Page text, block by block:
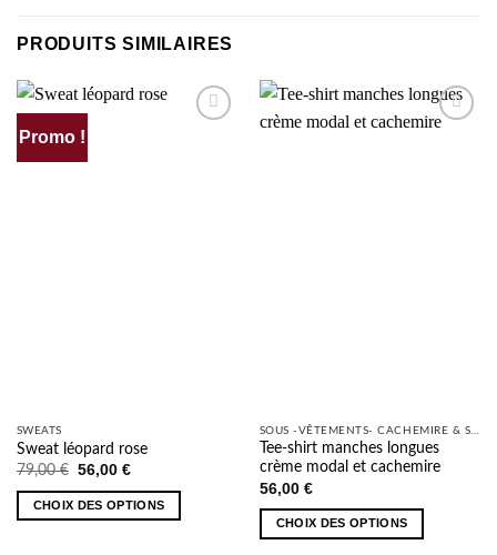
PRODUITS SIMILAIRES
Promo !
SWEATS
Sweat léopard rose
79,00€ Le
initial
était :
56,00 €Le
actuel
est :
CHOIX DES OPTIONS
Tee-shirt manches longues
crème modal et cachemire
56,00 €
CHOIX DES OPTIONS